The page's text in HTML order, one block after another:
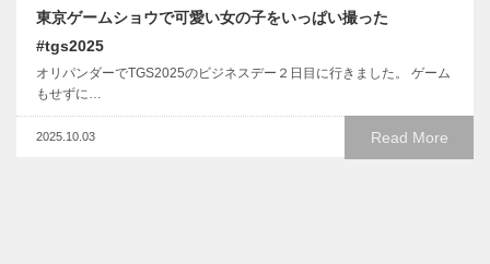
東京ゲームショウで可愛い女の子をいっぱい撮った
#tgs2025
オリパンダーでTGS2025のビジネスデー２日目に行きました。 ゲーム
もせずに…
Read More
2025.10.03